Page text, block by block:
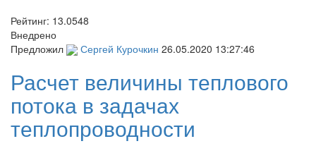
Рейтинг: 13.0548
Внедрено
Предложил
Сергей Курочкин 26.05.2020 13:27:46
Расчет величины теплового
потока в задачах
теплопроводности